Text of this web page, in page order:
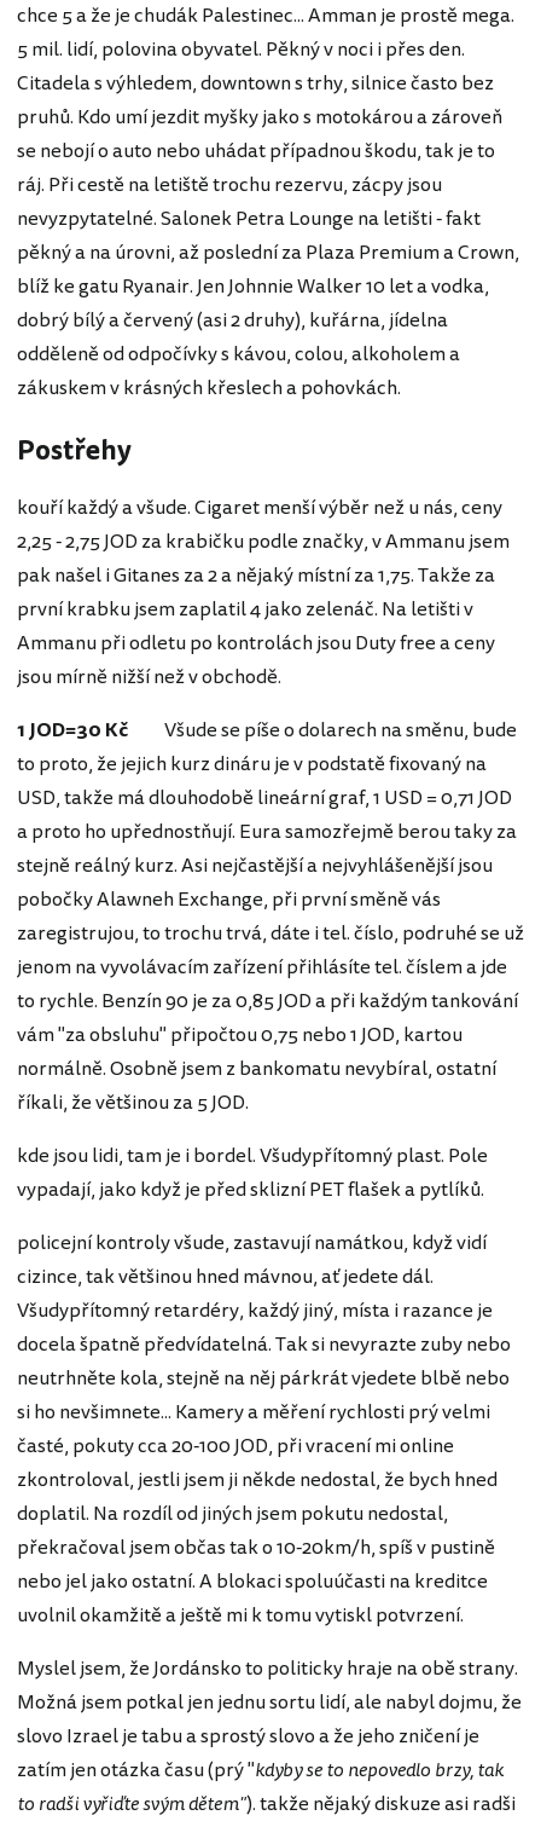
chce 5 a že je chudák Palestinec... Amman je prostě mega.
5 mil. lidí, polovina obyvatel. Pěkný v noci i přes den.
Citadela s výhledem, downtown s trhy, silnice často bez
pruhů. Kdo umí jezdit myšky jako s motokárou a zároveň
se nebojí o auto nebo uhádat případnou škodu, tak je to
ráj. Při cestě na letiště trochu rezervu, zácpy jsou
nevyzpytatelné. Salonek Petra Lounge na letišti - fakt
pěkný a na úrovni, až poslední za Plaza Premium a Crown,
blíž ke gatu Ryanair. Jen Johnnie Walker 10 let a vodka,
dobrý bílý a červený (asi 2 druhy), kuřárna, jídelna
odděleně od odpočívky s kávou, colou, alkoholem a
zákuskem v krásných křeslech a pohovkách.
Postřehy
kouří každý a všude. Cigaret menší výběr než u nás, ceny
2,25 - 2,75 JOD za krabičku podle značky, v Ammanu jsem
pak našel i Gitanes za 2 a nějaký místní za 1,75. Takže za
první krabku jsem zaplatil 4 jako zelenáč. Na letišti v
Ammanu při odletu po kontrolách jsou Duty free a ceny
jsou mírně nižší než v obchodě.
1 JOD=30 Kč Všude se píše o dolarech na směnu, bude
to proto, že jejich kurz dináru je v podstatě fixovaný na
USD, takže má dlouhodobě lineární graf, 1 USD = 0,71 JOD
a proto ho upřednostňují. Eura samozřejmě berou taky za
stejně reálný kurz. Asi nejčastější a nejvyhlášenější jsou
pobočky Alawneh Exchange, při první směně vás
zaregistrujou, to trochu trvá, dáte i tel. číslo, podruhé se už
jenom na vyvolávacím zařízení přihlásíte tel. číslem a jde
to rychle. Benzín 90 je za 0,85 JOD a při každým tankování
vám "za obsluhu" připočtou 0,75 nebo 1 JOD, kartou
normálně. Osobně jsem z bankomatu nevybíral, ostatní
říkali, že většinou za 5 JOD.
kde jsou lidi, tam je i bordel. Všudypřítomný plast. Pole
vypadají, jako když je před sklizní PET flašek a pytlíků.
policejní kontroly všude, zastavují namátkou, když vidí
cizince, tak většinou hned mávnou, ať jedete dál.
Všudypřítomný retardéry, každý jiný, místa i razance je
docela špatně předvídatelná. Tak si nevyrazte zuby nebo
neutrhněte kola, stejně na něj párkrát vjedete blbě nebo
si ho nevšimnete... Kamery a měření rychlosti prý velmi
časté, pokuty cca 20-100 JOD, při vracení mi online
zkontroloval, jestli jsem ji někde nedostal, že bych hned
doplatil. Na rozdíl od jiných jsem pokutu nedostal,
překračoval jsem občas tak o 10-20km/h, spíš v pustině
nebo jel jako ostatní. A blokaci spoluúčasti na kreditce
uvolnil okamžitě a ještě mi k tomu vytiskl potvrzení.
Myslel jsem, že Jordánsko to politicky hraje na obě strany.
Možná jsem potkal jen jednu sortu lidí, ale nabyl dojmu, že
slovo Izrael je tabu a sprostý slovo a že jeho zničení je
zatím jen otázka času (prý "kdyby se to nepovedlo brzy, tak
to radši vyřiďte svým dětem"). takže nějaký diskuze asi radši